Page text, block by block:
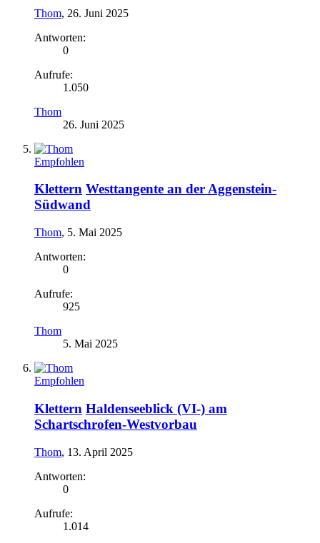
Thom, 26. Juni 2025
Antworten:
0
Aufrufe:
1.050
Thom
26. Juni 2025
Empfohlen
Klettern Westtangente an der Aggenstein-
Südwand
Thom, 5. Mai 2025
Antworten:
0
Aufrufe:
925
Thom
5. Mai 2025
Empfohlen
Klettern Haldenseeblick (VI-) am
Schartschrofen-Westvorbau
Thom, 13. April 2025
Antworten:
0
Aufrufe:
1.014